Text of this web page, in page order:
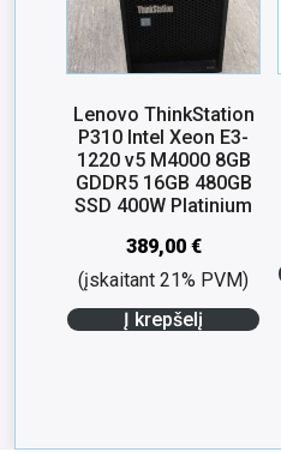
Lenovo ThinkStation
P310 Intel Xeon E3-
1220 v5 M4000 8GB
GDDR5 16GB 480GB
SSD 400W Platinium
389,00 €
(įskaitant 21% PVM)
Į krepšelį